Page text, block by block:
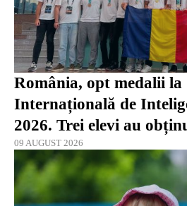
România, opt medalii
Internațională de
2026. Trei elevi au
09 AUGUST 2026